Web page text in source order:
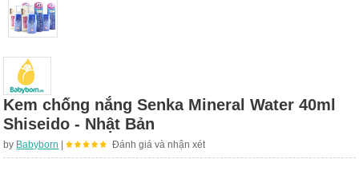
Kem chống nắng Senka Mineral Water 40ml
Shiseido - Nhật Bản
by Babyborn | Đánh giá và nhận xét